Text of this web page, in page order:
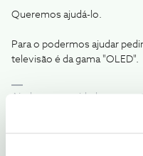
Queremos ajudá-lo.
Para o podermos ajudar
televisão é da gama "OLED".
Ajude a comunidade a
como "Melhor Resposta" e